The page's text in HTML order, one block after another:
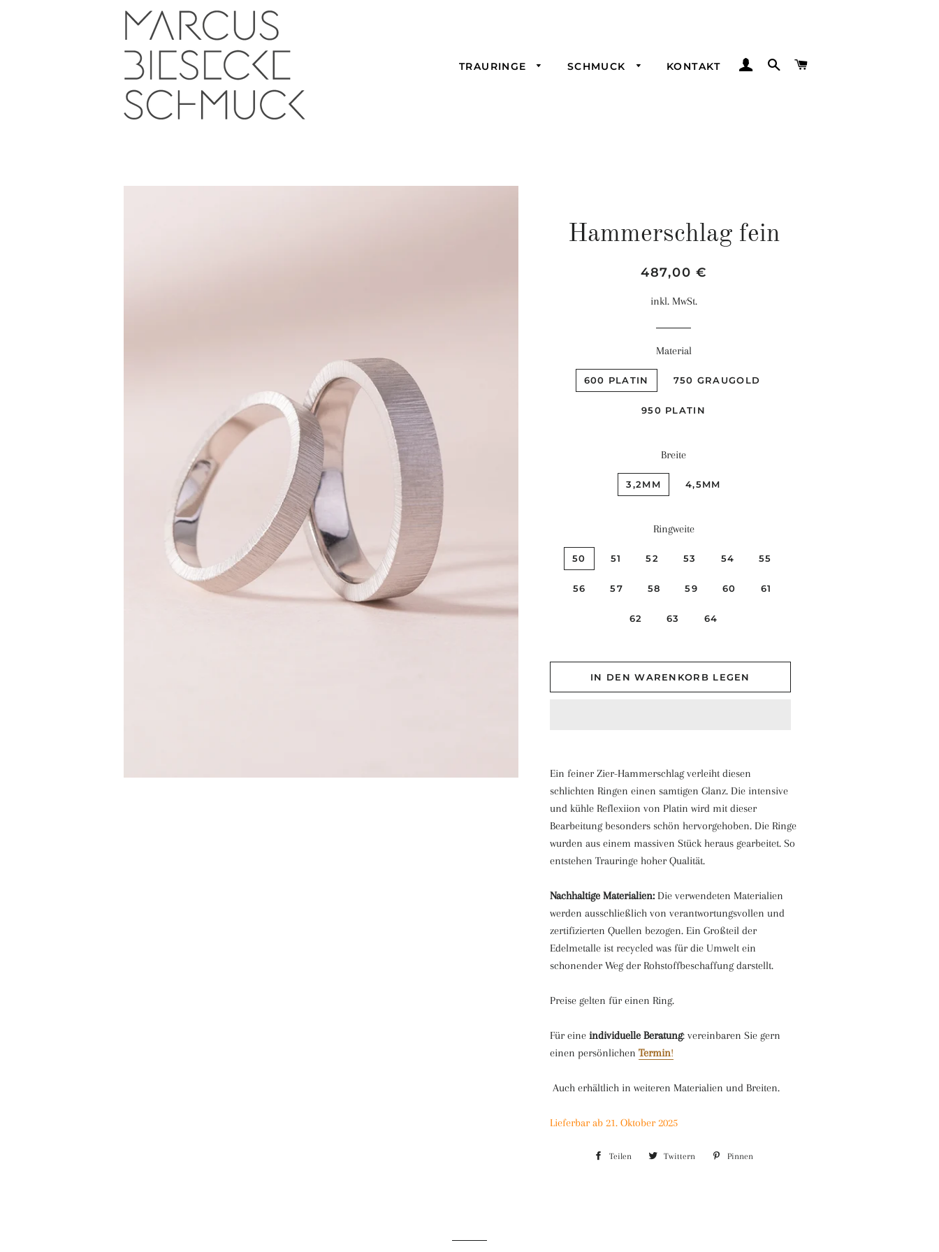
TRAURINGE SCHMUCK KONTAKT EINLOGGEN
SUCHE
Hammerschlag fein
Normaler
Sonderpreis
487,00 €
inkl. MwSt.
Material
600 PLATIN 750 GRAUGOLD
950 PLATIN
Breite
3,2MM 4,5MM
Ringweite
50 51 52 53 54 55
56 57 58 59 60 61
62 63 64
IN DEN WARENKORB LEGEN
Ein feiner Zier-Hammerschlag verleiht diesen
schlichten Ringen einen samtigen Glanz. Die intensive
und kühle Reflexiion von Platin wird mit dieser
Bearbeitung besonders schön hervorgehoben. Die Ringe
wurden aus einem massiven Stück heraus gearbeitet. So
entstehen Trauringe hoher Qualität.
Nachhaltige Materialien:Die verwendeten Materialien
werden ausschließlich von verantwortungsvollen und
zertifizierten Quellen bezogen. Ein Großteil der
Edelmetalle ist recycled was für die Umwelt ein
schonender Weg der Rohstoffbeschaffung darstellt.
Preise gelten für einen Ring.
Für eine individuelle Beratung: vereinbaren Sie gern
einen persönlichen Termin!
Auch erhältlich in weiteren Materialien und Breiten.
Lieferbar ab 21. Oktober 2025
Teilen Auf Twittern Auf Pinnen